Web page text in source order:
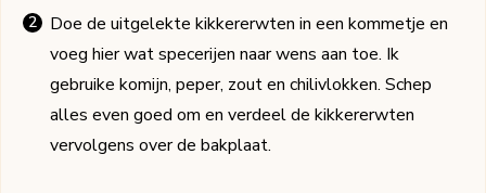
Doe de uitgelekte kikkererwten in een kommetje en
voeg hier wat specerijen naar wens aan toe. Ik
gebruike komijn, peper, zout en chilivlokken. Schep
alles even goed om en verdeel de kikkererwten
vervolgens over de bakplaat.